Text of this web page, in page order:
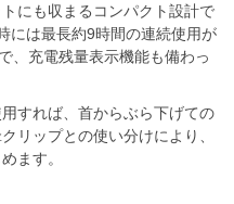
にも収まるコンパクト設計で
には最長約9時間の連続使用が
、充電残量表示機能も備わっ
すれば、首からぶら下げての
リップとの使い分けにより、
ます。